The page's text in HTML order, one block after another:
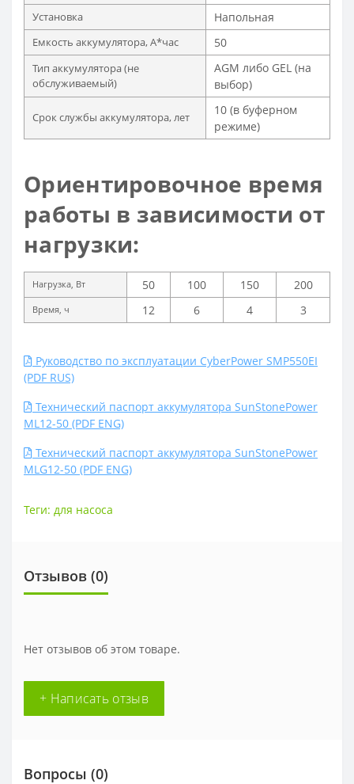
Установка Напольная
Емкость аккумулятора, А*час 50
Тип аккумулятора (не
обслуживаемый)
AGM либо GEL (на
выбор)
Срок службы аккумулятора, лет
10 (в буферном
режиме)
Ориентировочное время
работы в зависимости от
нагрузки:
Нагрузка, Вт 50 100 150 200
Время, ч 12 6 4 3
Руководство по эксплуатации CyberPower SMP550EI
(PDF RUS)
Технический паспорт аккумулятора SunStonePower
ML12-50 (PDF ENG)
Технический паспорт аккумулятора SunStonePower
MLG12-50 (PDF ENG)
Теги: для насоса
Отзывов (0)
Нет отзывов об этом товаре.
+ Написать отзыв
Вопросы (0)